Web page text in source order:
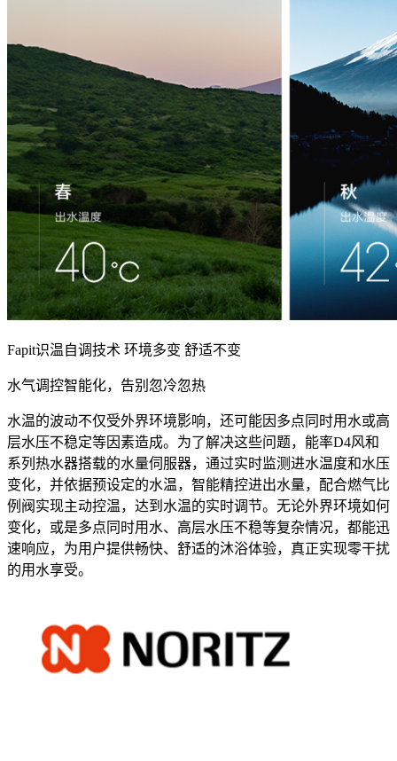
Fapit识温自调技术 环境多变 舒适不变
水气调控智能化，告别忽冷忽热
水温的波动不仅受外界环境影响，还可能因多点同时用水或高
层水压不稳定等因素造成。为了解决这些问题，能率D4风和
系列热水器搭载的水量伺服器，通过实时监测进水温度和水压
变化，并依据预设定的水温，智能精控进出水量，配合燃气比
例阀实现主动控温，达到水温的实时调节。无论外界环境如何
变化，或是多点同时用水、高层水压不稳等复杂情况，都能迅
速响应，为用户提供畅快、舒适的沐浴体验，真正实现零干扰
的用水享受。